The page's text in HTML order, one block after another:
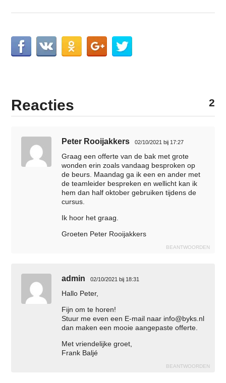
Reacties 2
Peter Rooijakkers 02/10/2021 bij 17:27
Graag een offerte van de bak met grote
wonden erin zoals vandaag besproken op
de beurs. Maandag ga ik een en ander met
de teamleider bespreken en wellicht kan ik
hem dan half oktober gebruiken tijdens de
cursus.
Ik hoor het graag.
Groeten Peter Rooijakkers
BEANTWOORDEN
admin 02/10/2021 bij 18:31
Hallo Peter,
Fijn om te horen!
Stuur me even een E-mail naar info@byks.nl
dan maken een mooie aangepaste offerte.
Met vriendelijke groet,
Frank Baljé
BEANTWOORDEN